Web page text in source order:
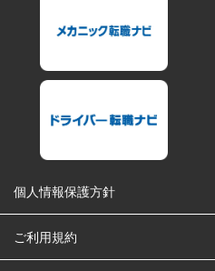
個人情報保護方針
ご利用規約